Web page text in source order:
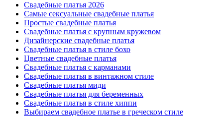
Свадебные платья 2026
Самые сексуальные свадебные платья
Простые свадебные платья
Свадебные платья с крупным кружевом
Дизайнерские свадебные платья
Свадебные платья в стиле бохо
Цветные свадебные платья
Свадебные платья с карманами
Свадебные платья в винтажном стиле
Свадебные платья миди
Свадебные платья для беременных
Свадебные платья в стиле хиппи
Выбираем свадебное платье в греческом стиле